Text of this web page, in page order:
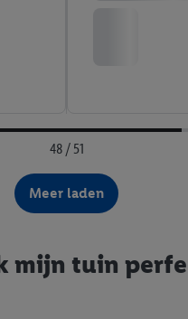
48 / 51
Meer laden
mijn tuin